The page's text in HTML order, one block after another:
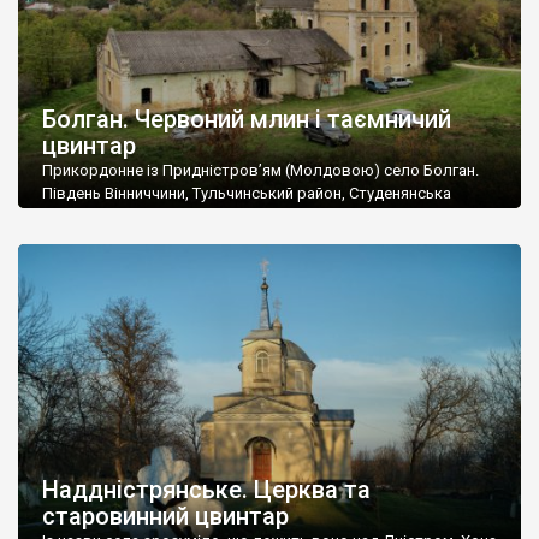
Болган. Червоний млин і таємничий
цвинтар
Прикордонне із Придністров’ям (Молдовою) село Болган.
Південь Вінниччини, Тульчинський район, Студенянська
старовинний цвинтар із кам’яними хрестами. Всі епітафії, які
збереглися, написані кирилицею, церковнослов’янською
мовою. За всіма традиційними ознаками – цвинтар
український. Хрести датуються 19 століттям. У 1924-1940
роках Болган […]
Наддністрянське. Церква та
старовинний цвинтар